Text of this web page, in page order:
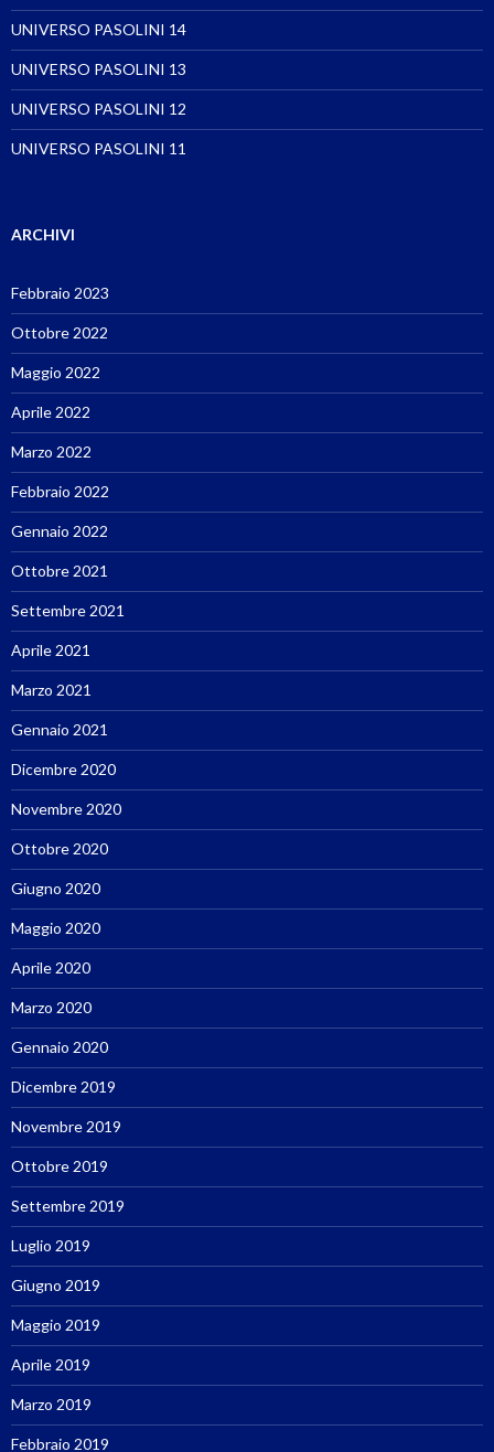
UNIVERSO PASOLINI 14
UNIVERSO PASOLINI 13
UNIVERSO PASOLINI 12
UNIVERSO PASOLINI 11
ARCHIVI
Febbraio 2023
Ottobre 2022
Maggio 2022
Aprile 2022
Marzo 2022
Febbraio 2022
Gennaio 2022
Ottobre 2021
Settembre 2021
Aprile 2021
Marzo 2021
Gennaio 2021
Dicembre 2020
Novembre 2020
Ottobre 2020
Giugno 2020
Maggio 2020
Aprile 2020
Marzo 2020
Gennaio 2020
Dicembre 2019
Novembre 2019
Ottobre 2019
Settembre 2019
Luglio 2019
Giugno 2019
Maggio 2019
Aprile 2019
Marzo 2019
Febbraio 2019